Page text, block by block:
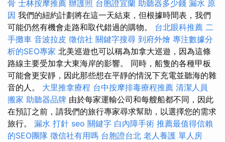
骨 士林按摩推薦 辦護照 台胞證宜蘭 助聽器多少錢 漏水 原
因 我們的紐約計劃將在這一天結束，但根據時間表，我們
可能仍然有機會走路和取代錯過的購物。 台北眼科推薦 二
手攤車 音波拉皮 徵信社 關鍵字搜尋 到府外燴 專注數據分
析的SEO專家 北美巡遊也可以稱為加拿大巡遊，因為這條
路線主要受加拿大東海岸的影響。 同時，船隻的各種甲板
可能會更安靜，因此那些想在平靜的情況下充電並聽海的雜
音的人。 大里推拿療程 台中按摩排毒療程推薦 清潔人員
搬家 助聽器品牌 由於每家運輸公司和每艘船都不同，因此
在預訂之前，請我們的旅行專家尋求幫助，以選擇您的需求
旅行。 漏水 打針 seo 關鍵字 白內障手術 推薦最值得信賴
的SEO團隊 徵信社有用嗎 台胞證台北 老人養護 單人房